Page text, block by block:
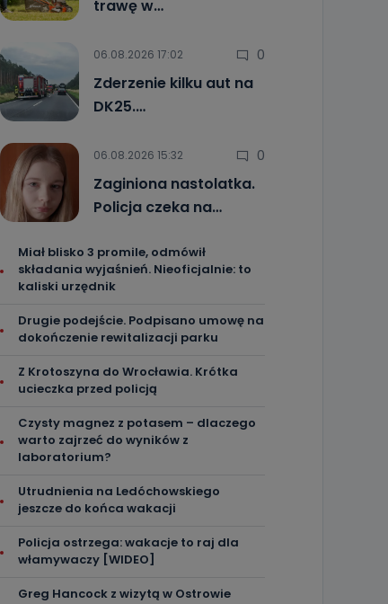
trawę w…
06.08.2026 17:02 0
Zderzenie kilku aut na
DK25.…
06.08.2026 15:32 0
Zaginiona nastolatka.
Policja czeka na…
Miał blisko 3 promile, odmówił
składania wyjaśnień. Nieoficjalnie: to
kaliski urzędnik
Drugie podejście. Podpisano umowę na
dokończenie rewitalizacji parku
Z Krotoszyna do Wrocławia. Krótka
ucieczka przed policją
Czysty magnez z potasem – dlaczego
warto zajrzeć do wyników z
laboratorium?
Utrudnienia na Ledóchowskiego
jeszcze do końca wakacji
Policja ostrzega: wakacje to raj dla
włamywaczy [WIDEO]
Greg Hancock z wizytą w Ostrowie